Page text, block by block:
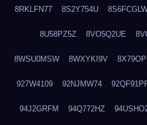
8RKLFN77 8S2Y754U
8U58PZ5Z 8VO5Q2UE
8WSU0MSW 8WXYKI9V
927W4109 92NJMW74
94J2GRFM 94Q772HZ